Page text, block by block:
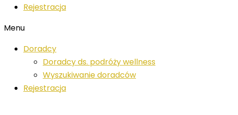
Rejestracja
Menu
Doradcy
Doradcy ds. podróży wellness
Wyszukiwanie doradców
Rejestracja